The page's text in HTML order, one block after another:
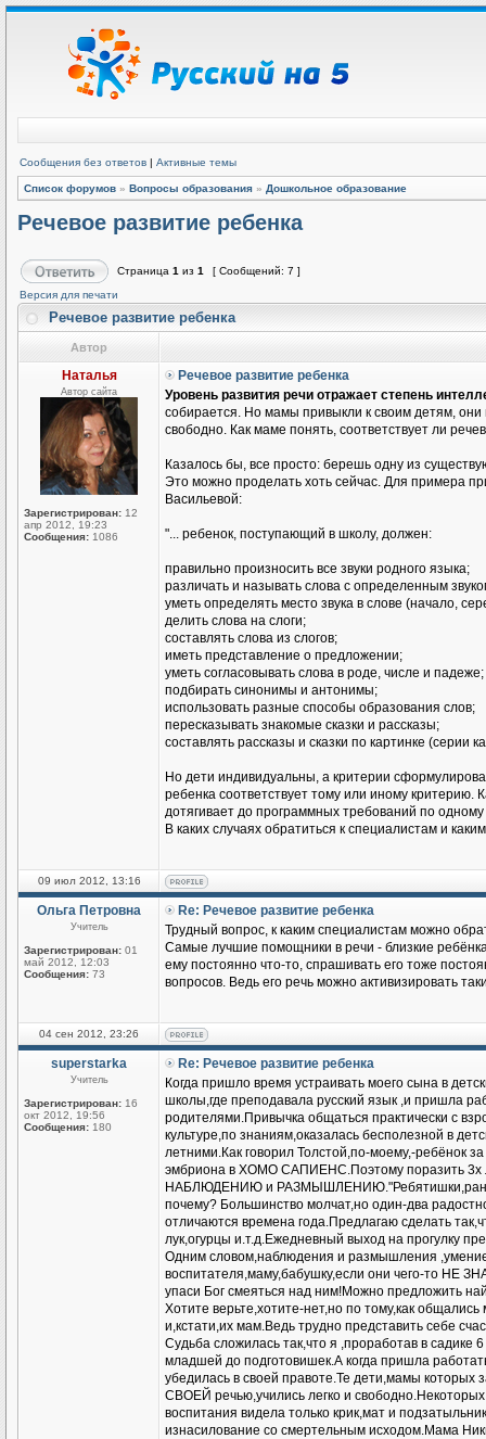
Сообщения без ответов | Активные темы
Список форумов » Вопросы образования » Дошкольное образование
Речевое развитие ребенка
Страница 1 из 1
[ Сообщений: 7 ]
Версия для печати
Речевое развитие ребенка
Автор
Наталья
Автор сайта
Зарегистрирован: 12
апр 2012, 19:23
Сообщения: 1086
Речевое развитие ребенка
Уровень развития речи отражает степень
собирается. Но мамы привыкли к своим детям, они
свободно. Как маме понять, соответствует ли
Казалось бы, все просто: берешь одну из
Это можно проделать хоть сейчас. Для примера
Васильевой:
"... ребенок, поступающий в школу, должен:
правильно произносить все звуки родного языка;
различать и называть слова с определенным
уметь определять место звука в слове (начало,
делить слова на слоги;
составлять слова из слогов;
иметь представление о предложении;
уметь согласовывать слова в роде, числе и падеже;
подбирать синонимы и антонимы;
использовать разные способы образования слов;
пересказывать знакомые сказки и рассказы;
составлять рассказы и сказки по картинке (серии
Но дети индивидуальны, а критерии
ребенка соответствует тому или иному критерию.
дотягивает до программных требований по
В каких случаях обратиться к специалистам и
09 июл 2012, 13:16
Ольга Петровна
Учитель
Зарегистрирован: 01
май 2012, 12:03
Сообщения: 73
Re: Речевое развитие ребенка
Трудный вопрос, к каким специалистам можно
Самые лучшие помощники в речи - близкие
ему постоянно что-то, спрашивать его тоже
вопросов. Ведь его речь можно активизировать
04 сен 2012, 23:26
superstarka
Учитель
Зарегистрирован: 16
окт 2012, 19:56
Сообщения: 180
Re: Речевое развитие ребенка
Когда пришло время устраивать моего сына в
школы,где преподавала русский язык ,и пришла
родителями.Привычка общаться практически с
культуре,по знаниям,оказалась бесполезной в
летними.Как говорил Толстой,по-моему,-ребёнок
эмбриона в ХОМО САПИЕНС.Поэтому поразить 3х
НАБЛЮДЕНИЮ и
почему? Большинство молчат,но один-два
отличаются времена года.Предлагаю сделать
лук,огурцы и.т.д.Ежедневный выход на прогулку
Одним словом,наблюдения и размышления
воспитателя,маму,бабушку,если они чего-то НЕ
упаси Бог смеяться над ним!Можно предложить
Хотите верьте,хотите-нет,но по тому,как
и,кстати,их мам.Ведь трудно представить себе
Судьба сложилась так,что я ,проработав в
младшей до подготовишек.А когда пришла
убедилась в своей правоте.Те дети,мамы которых
СВОЕЙ речью,учились легко и
воспитания видела только крик,мат и
изнасилование со смертельным исходом.Мама